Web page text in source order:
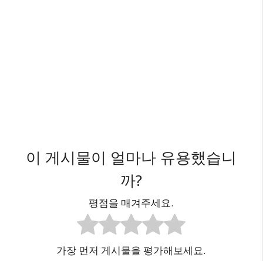
이 게시물이 얼마나 유용했습니
까?
평점을 매겨주세요.
가장 먼저 게시물을 평가해보세요.